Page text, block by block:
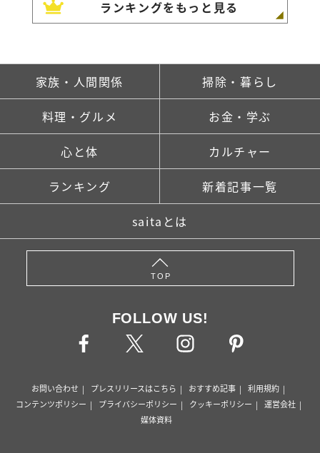
ランキングをもっと見る
家族・人間関係 掃除・暮らし
料理・グルメ お金・学ぶ
心と体 カルチャー
ランキング 新着記事一覧
saitaとは
TOP
FOLLOW US!
お問い合わせ プレスリリースはこちら おすすめ記事
利用規約
コンテンツポリシー
プライバシーポリシー クッキーポリシー
運営会社
媒体資料